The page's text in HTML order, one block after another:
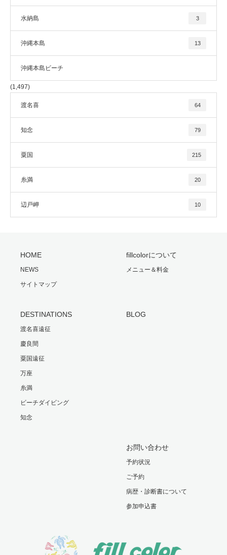
水納島 3
沖縄本島 13
沖縄本島ビーチ
(1,497)
渡名喜 64
知念 79
粟国 215
糸満 20
辺戸岬 10
HOME
NEWS
サイトマップ
fillcolorについて
メニュー＆料金
DESTINATIONS
渡名喜遠征
慶良間
粟国遠征
万座
糸満
ビーチダイビング
知念
BLOG
お問い合わせ
予約状況
ご予約
病歴・診断書について
参加申込書